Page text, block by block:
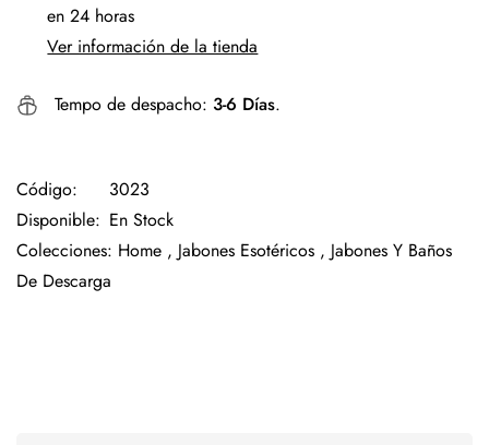
en 24 horas
Ver información de la tienda
Tempo de despacho: 3-6 Días.
Código:
3023
Disponible: En Stock
Colecciones: Home , Jabones Esotéricos , Jabones Y Baños
De Descarga